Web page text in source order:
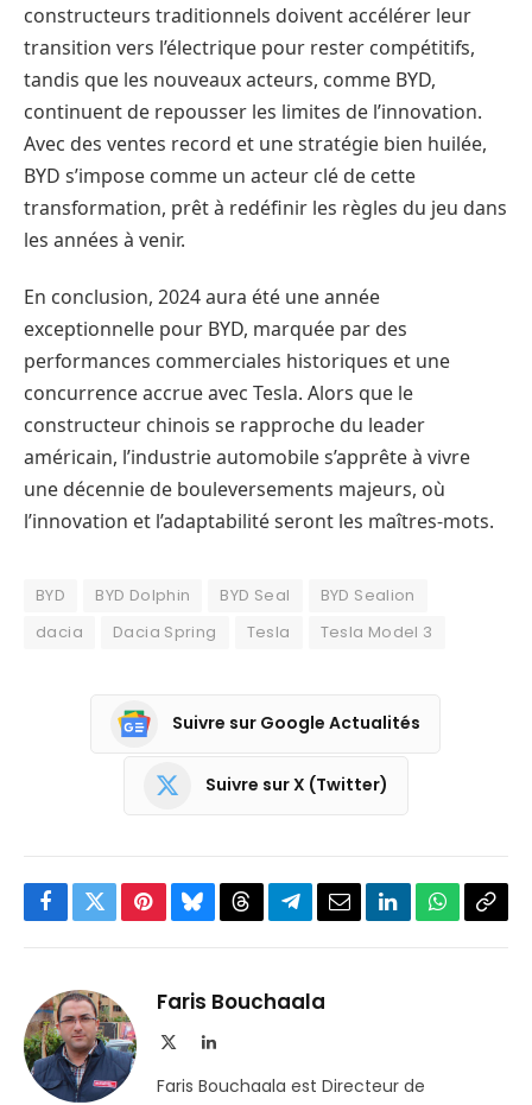
constructeurs traditionnels doivent accélérer leur
transition vers l’électrique pour rester compétitifs,
tandis que les nouveaux acteurs, comme BYD,
continuent de repousser les limites de l’innovation.
Avec des ventes record et une stratégie bien huilée,
BYD s’impose comme un acteur clé de cette
transformation, prêt à redéfinir les règles du jeu dans
les années à venir.
En conclusion, 2024 aura été une année
exceptionnelle pour BYD, marquée par des
performances commerciales historiques et une
concurrence accrue avec Tesla. Alors que le
constructeur chinois se rapproche du leader
américain, l’industrie automobile s’apprête à vivre
une décennie de bouleversements majeurs, où
l’innovation et l’adaptabilité seront les maîtres-mots.
BYD BYD Dolphin BYD Seal
BYD Sealion
dacia
Dacia Spring Tesla Tesla Model 3
Suivre sur Google Actualités
Suivre sur X (Twitter)
Facebook
TwitterPinterestBlueskyThreadsPartager
Telegram
EmailLinkedInWhatsApp
Faris Bouchaala
LinkedIn
Faris Bouchaala est Directeur de